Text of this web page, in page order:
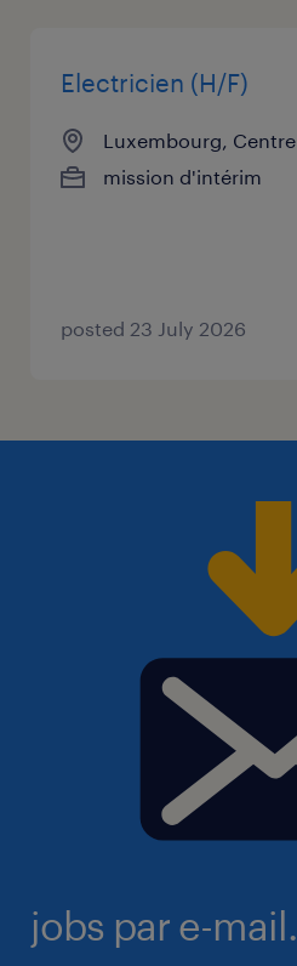
Electricien (H/F)
Luxembourg, Centre
mission d'intérim
posted 23 July 2026
jobs par e-mail.